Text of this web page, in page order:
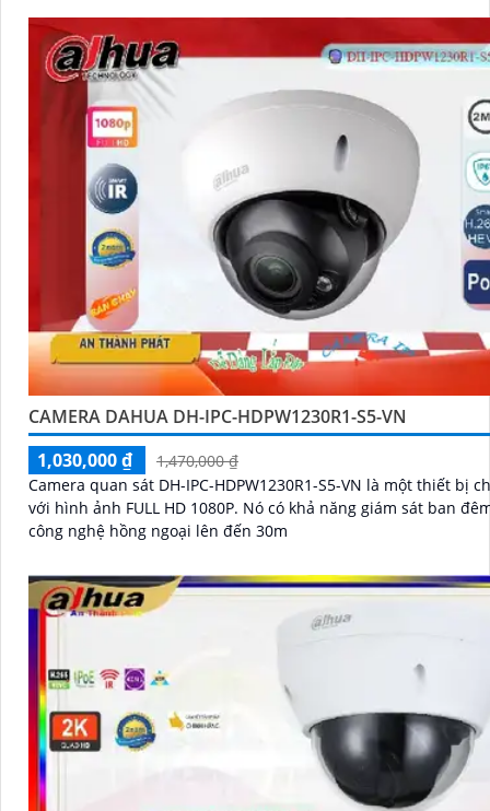
CAMERA DAHUA DH-IPC-HDPW1230R1-S5-VN
1,030,000 ₫
1,470,000 ₫
Camera quan sát DH-IPC-HDPW1230R1-S5-VN là một thiết bị
với hình ảnh FULL HD 1080P. Nó có khả năng giám sát ban đêm với
công nghệ hồng ngoại lên đến 30m